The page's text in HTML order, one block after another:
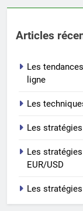
Articles
Les
ligne
Les
Les
Les
EUR/USD
Les